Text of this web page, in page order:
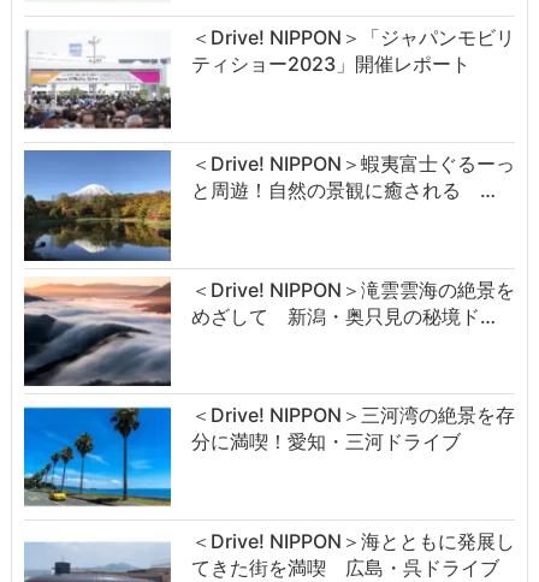
＜Drive! NIPPON＞「ジャパンモビリ
ティショー2023」開催レポート
＜Drive! NIPPON＞蝦夷富士ぐるーっ
と周遊！自然の景観に癒される …
＜Drive! NIPPON＞滝雲雲海の絶景を
めざして 新潟・奥只見の秘境ド…
＜Drive! NIPPON＞三河湾の絶景を存
分に満喫！愛知・三河ドライブ
＜Drive! NIPPON＞海とともに発展し
てきた街を満喫 広島・呉ドライブ